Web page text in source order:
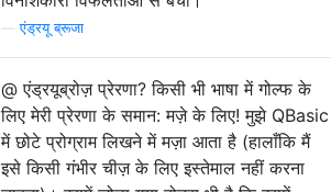
—एंड्रयू ब्रूजा
@ एंड्रयूब्रोज़ प्रेरणा? किसी भी भाषा में गोल्फ के
लिए मेरी प्रेरणा के समान: मज़े के लिए! मुझे QBasic
में छोटे प्रोग्राम लिखने में मज़ा आता है (हालाँकि मैं
इसे किसी गंभीर चीज़ के लिए इस्तेमाल नहीं करना